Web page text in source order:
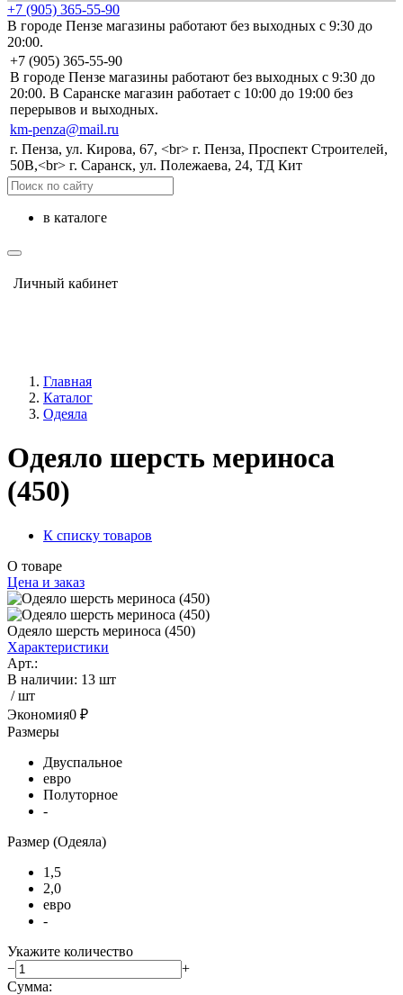
+7 (905) 365-55-90
В городе Пензе магазины работают без выходных с 9:30 до
20:00.
+7 (905) 365-55-90
В городе Пензе магазины работают без выходных с 9:30 до
20:00. В Саранске магазин работает с 10:00 до 19:00 без
перерывов и выходных.
km-penza@mail.ru
г. Пенза, ул. Кирова, 67, <br> г. Пенза, Проспект Строителей,
50В,<br> г. Саранск, ул. Полежаева, 24, ТД Кит
в каталоге
Личный кабинет
Главная
Каталог
Одеяла
Одеяло шерсть мериноса
(450)
К списку товаров
О товаре
Цена и заказ
Одеяло шерсть мериноса (450)
Характеристики
Арт.:
В наличии: 13 шт
/ шт
Экономия0 ₽
Размеры
Двуспальное
евро
Полуторное
-
Размер (Одеяла)
1,5
2,0
евро
-
Укажите количество
−
+
Сумма: